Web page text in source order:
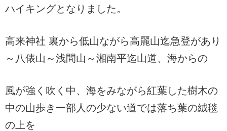
ハイキングとなりました。
高来神社 裏から低山ながら高麗山迄急登があり
～八俵山～浅間山～湘南平迄山道、海からの
風が強く吹く中、海をみながら紅葉した樹木の
中の山歩き一部人の少ない道では落ち葉の絨毯
の上を